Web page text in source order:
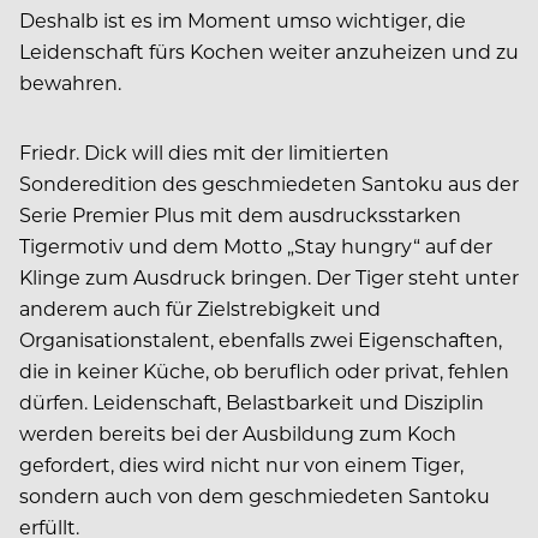
Deshalb ist es im Moment umso wichtiger, die
Leidenschaft fürs Kochen weiter anzuheizen und zu
bewahren.
Friedr. Dick will dies mit der limitierten
Sonderedition des geschmiedeten Santoku aus der
Serie Premier Plus mit dem ausdrucksstarken
Tigermotiv und dem Motto „Stay hungry“ auf der
Klinge zum Ausdruck bringen. Der Tiger steht unter
anderem auch für Zielstrebigkeit und
Organisationstalent, ebenfalls zwei Eigenschaften,
die in keiner Küche, ob beruflich oder privat, fehlen
dürfen. Leidenschaft, Belastbarkeit und Disziplin
werden bereits bei der Ausbildung zum Koch
gefordert, dies wird nicht nur von einem Tiger,
sondern auch von dem geschmiedeten Santoku
erfüllt.